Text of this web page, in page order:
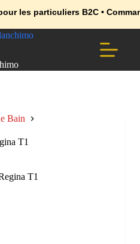
B2C • Commande
en Espace Pro B2B 📦
🚀 Rejoignez l’Espace Pro
Bain
T1